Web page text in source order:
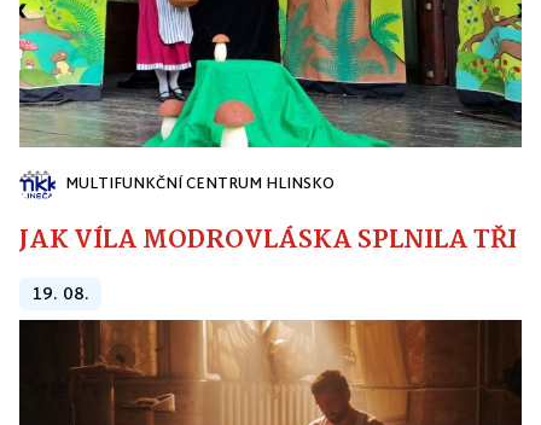
MULTIFUNKČNÍ CENTRUM HLINSKO
JAK VÍLA MODROVLÁSKA SPLNILA
19. 08.